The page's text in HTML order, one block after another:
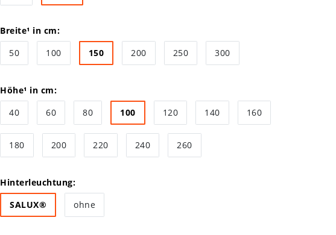
Breite¹ in cm:
50
100 150 200 250 300
Höhe¹ in cm:
40
60 80 100 120 140 160
180 200 220 240 260
Hinterleuchtung:
SALUX®
ohne